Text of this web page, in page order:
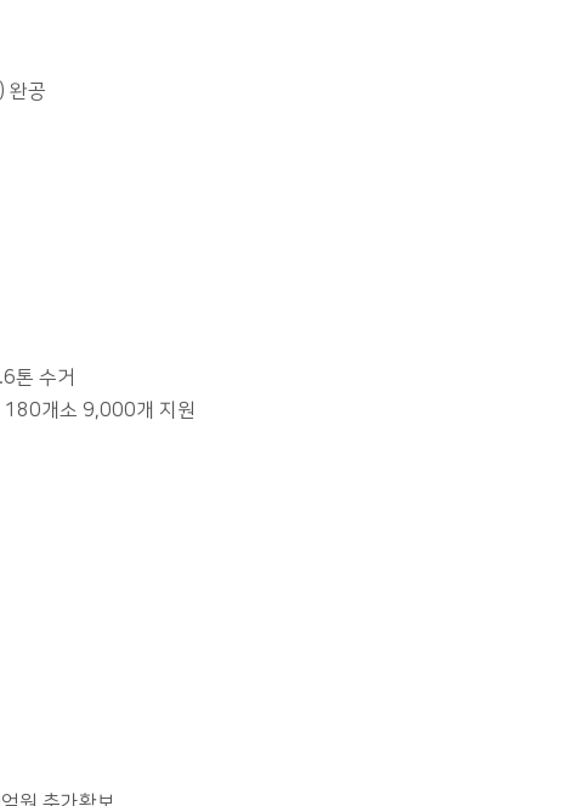
완공
톤 수거
180개소 9,000개 지원